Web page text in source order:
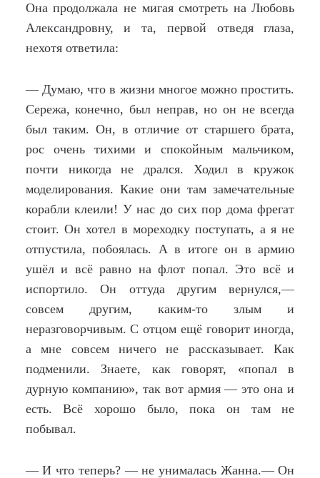
Она продолжала не мигая смотреть на Любовь
Александровну, и та, первой отведя глаза,
нехотя ответила:
— Думаю, что в жизни многое можно простить.
Сережа, конечно, был неправ, но он не всегда
был таким. Он, в отличие от старшего брата,
рос очень тихими и спокойным мальчиком,
почти никогда не дрался. Ходил в кружок
моделирования. Какие они там замечательные
корабли клеили! У нас до сих пор дома фрегат
стоит. Он хотел в мореходку поступать, а я не
отпустила, побоялась. А в итоге он в армию
ушёл и всё равно на флот попал. Это всё и
испортило. Он оттуда другим вернулся,—
совсем другим, каким-то злым и
неразговорчивым. С отцом ещё говорит иногда,
а мне совсем ничего не рассказывает. Как
подменили. Знаете, как говорят, «попал в
дурную компанию», так вот армия — это она и
есть. Всё хорошо было, пока он там не
побывал.
— И что теперь? — не унималась Жанна.— Он